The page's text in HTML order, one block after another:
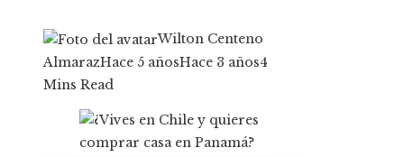
Wilton Centeno
AlmarazHace 5 añosHace 3 años4
Mins Read